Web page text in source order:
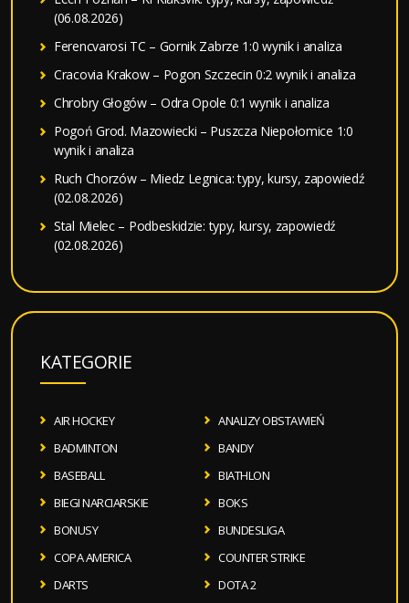
(06.08.2026)
Ferencvarosi TC – Gornik Zabrze 1:0 wynik i analiza
Cracovia Krakow – Pogon Szczecin 0:2 wynik i analiza
Chrobry Głogów – Odra Opole 0:1 wynik i analiza
Pogoń Grod. Mazowiecki – Puszcza Niepołomice 1:0
wynik i analiza
Ruch Chorzów – Miedz Legnica: typy, kursy, zapowiedź
(02.08.2026)
Stal Mielec – Podbeskidzie: typy, kursy, zapowiedź
(02.08.2026)
KATEGORIE
AIR HOCKEY
ANALIZY OBSTAWIEŃ
BADMINTON
BANDY
BASEBALL
BIATHLON
BIEGI NARCIARSKIE
BOKS
BONUSY
BUNDESLIGA
COPA AMERICA
COUNTER STRIKE
DARTS
DOTA 2